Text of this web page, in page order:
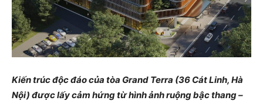
Kiến trúc độc đáo của tòa Grand Terra (36 Cát Linh, Hà
Nội) được lấy cảm hứng từ hình ảnh ruộng bậc thang –